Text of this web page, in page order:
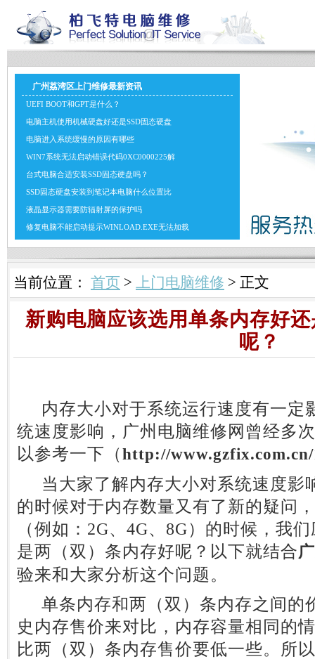
广州荔湾区上门维修最新资讯
UEFI BOOT和GPT是什么？
电脑主机使用机械硬盘好还是SSD固态硬盘
电脑进入系统缓慢的原因有哪些
WIN7系统无法启动错误代码0XC0000225解
台式电脑合适安装SSD固态硬盘吗？
SSD固态硬盘安装到笔记本电脑什么位置比
液晶显示器需要防辐射屏的保护吗
修复电脑不能启动提示WINLOAD.EXE无法加载
当前位置： 首页 > 上门电脑维修 > 正文
新购电脑应该选用单条内存好
呢？
内存大小对于系统运行速度有一定
统速度影响，广州电脑维修网曾经多
以参考一下（ http://
当大家了解内存大小对系统速度影
的时候对于内存数量又有了新的疑问
（例如：2G、4G、8G）的时候，我
是两（双）条内存好呢？以下就结合
验来和大家分析这个问题。
单条内存和两（双）条内存之间的
史内存售价来对比，内存容量相同的
比两（双）条内存售价要低一些。所